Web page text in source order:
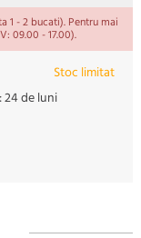
1 - 2 bucati). Pentru mai
09.00 - 17.00).
Stoc limitat
24 de luni